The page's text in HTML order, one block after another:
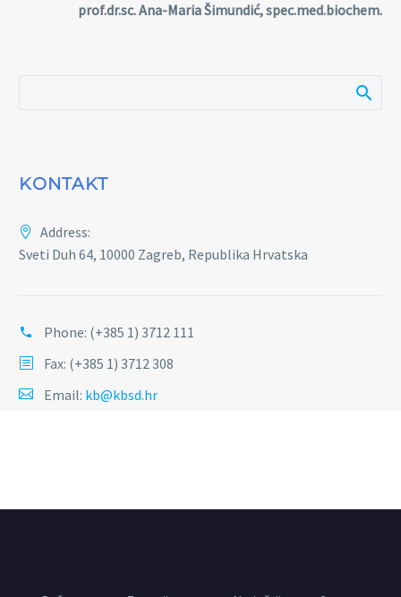
prof.dr.sc. Ana-Maria Šimundić, spec.med.biochem.
KONTAKT
Address:
Sveti Duh 64, 10000 Zagreb, Republika Hrvatska
Phone: (+385 1) 3712 111
Fax: (+385 1) 3712 308
Email: kb@kbsd.hr